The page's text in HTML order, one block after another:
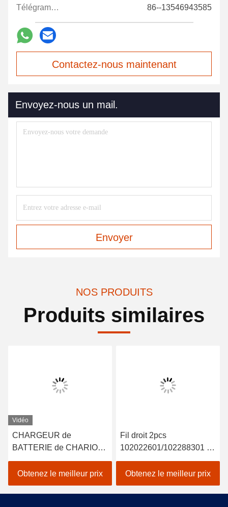
Télégramme: 86--13546943585
Contactez-nous maintenant
Envoyez-nous un mail.
Envoyer
NOS PRODUITS
Produits similaires
Vidéo
CHARGEUR de
BATTERIE de CHARIOT
de GOLF de 48V 15A
POUR la COURONNE
AVEC DES ERREURS
de TROJAN de
Obtenez le meilleur prix
Fil droit 2pcs
102022601/102288301 de
Rod End 2004-UP de lien
de DS de voiture de club
Obtenez le meilleur prix